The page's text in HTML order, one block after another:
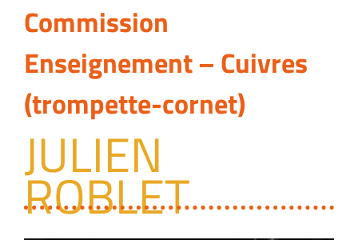
Commission
Enseignement – Cuivres
(trompette-cornet)
JULIEN
ROBLET